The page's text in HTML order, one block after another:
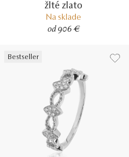
žlté zlato
Na sklade
od 906 €
Bestseller